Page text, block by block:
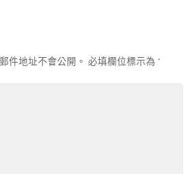
件地址不會公開。 必填欄位標示為 *